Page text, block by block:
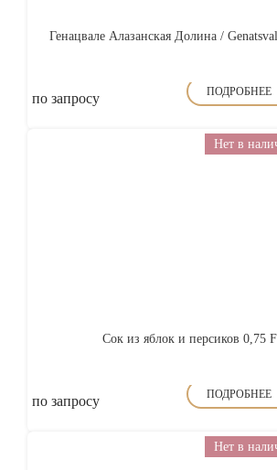
Генацвале Алазанская Долина /
по запросу ПОДРОБНЕЕ
Нет в
Сок из яблок и персиков 0,75
по запросу ПОДРОБНЕЕ
Нет в